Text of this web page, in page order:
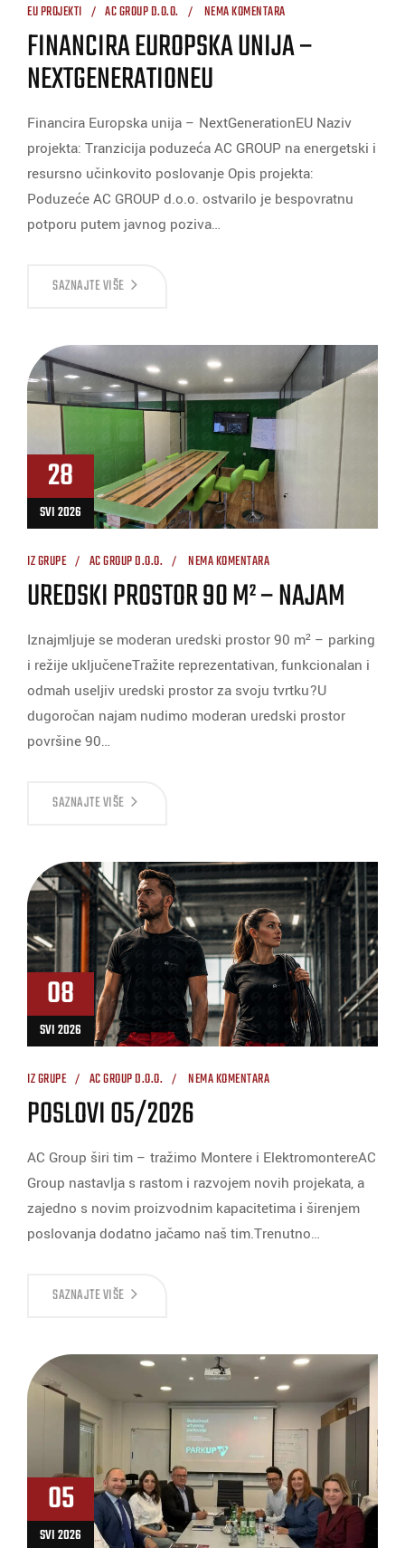
EU PROJEKTI AC GROUP D.O.O. NEMA KOMENTARA
FINANCIRA EUROPSKA UNIJA –
NEXTGENERATIONEU
Financira Europska unija – NextGenerationEU Naziv
projekta: Tranzicija poduzeća AC GROUP na energetski i
resursno učinkovito poslovanje Opis projekta:
Poduzeće AC GROUP d.o.o. ostvarilo je bespovratnu
potporu putem javnog poziva…
SAZNAJTE VIŠE
28
SVI 2026
IZ GRUPE AC GROUP D.O.O. NEMA KOMENTARA
UREDSKI PROSTOR 90 M² – NAJAM
Iznajmljuje se moderan uredski prostor 90 m² – parking
i režije uključeneTražite reprezentativan, funkcionalan i
odmah useljiv uredski prostor za svoju tvrtku?U
dugoročan najam nudimo moderan uredski prostor
površine 90…
SAZNAJTE VIŠE
08
SVI 2026
IZ GRUPE AC GROUP D.O.O. NEMA KOMENTARA
POSLOVI 05/2026
AC Group širi tim – tražimo Montere i ElektromontereAC
Group nastavlja s rastom i razvojem novih projekata, a
zajedno s novim proizvodnim kapacitetima i širenjem
poslovanja dodatno jačamo naš tim.Trenutno…
SAZNAJTE VIŠE
05
SVI 2026